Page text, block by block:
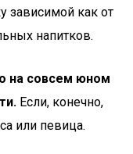
зависимой как от
напитков.
на совсем юном
Если, конечно,
или певица.